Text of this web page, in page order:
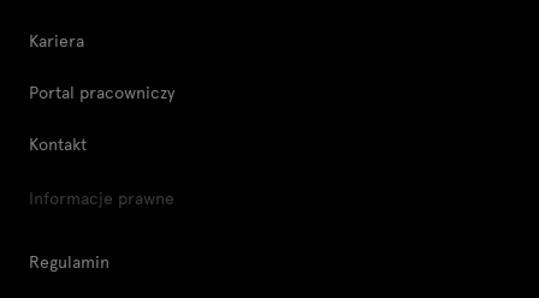
Kariera
Portal pracowniczy
Kontakt
Informacje prawne
Regulamin